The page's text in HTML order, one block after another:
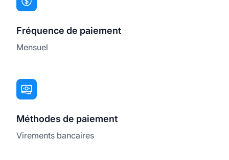
Fréquence de paiement
Mensuel
Méthodes de paiement
Virements bancaires